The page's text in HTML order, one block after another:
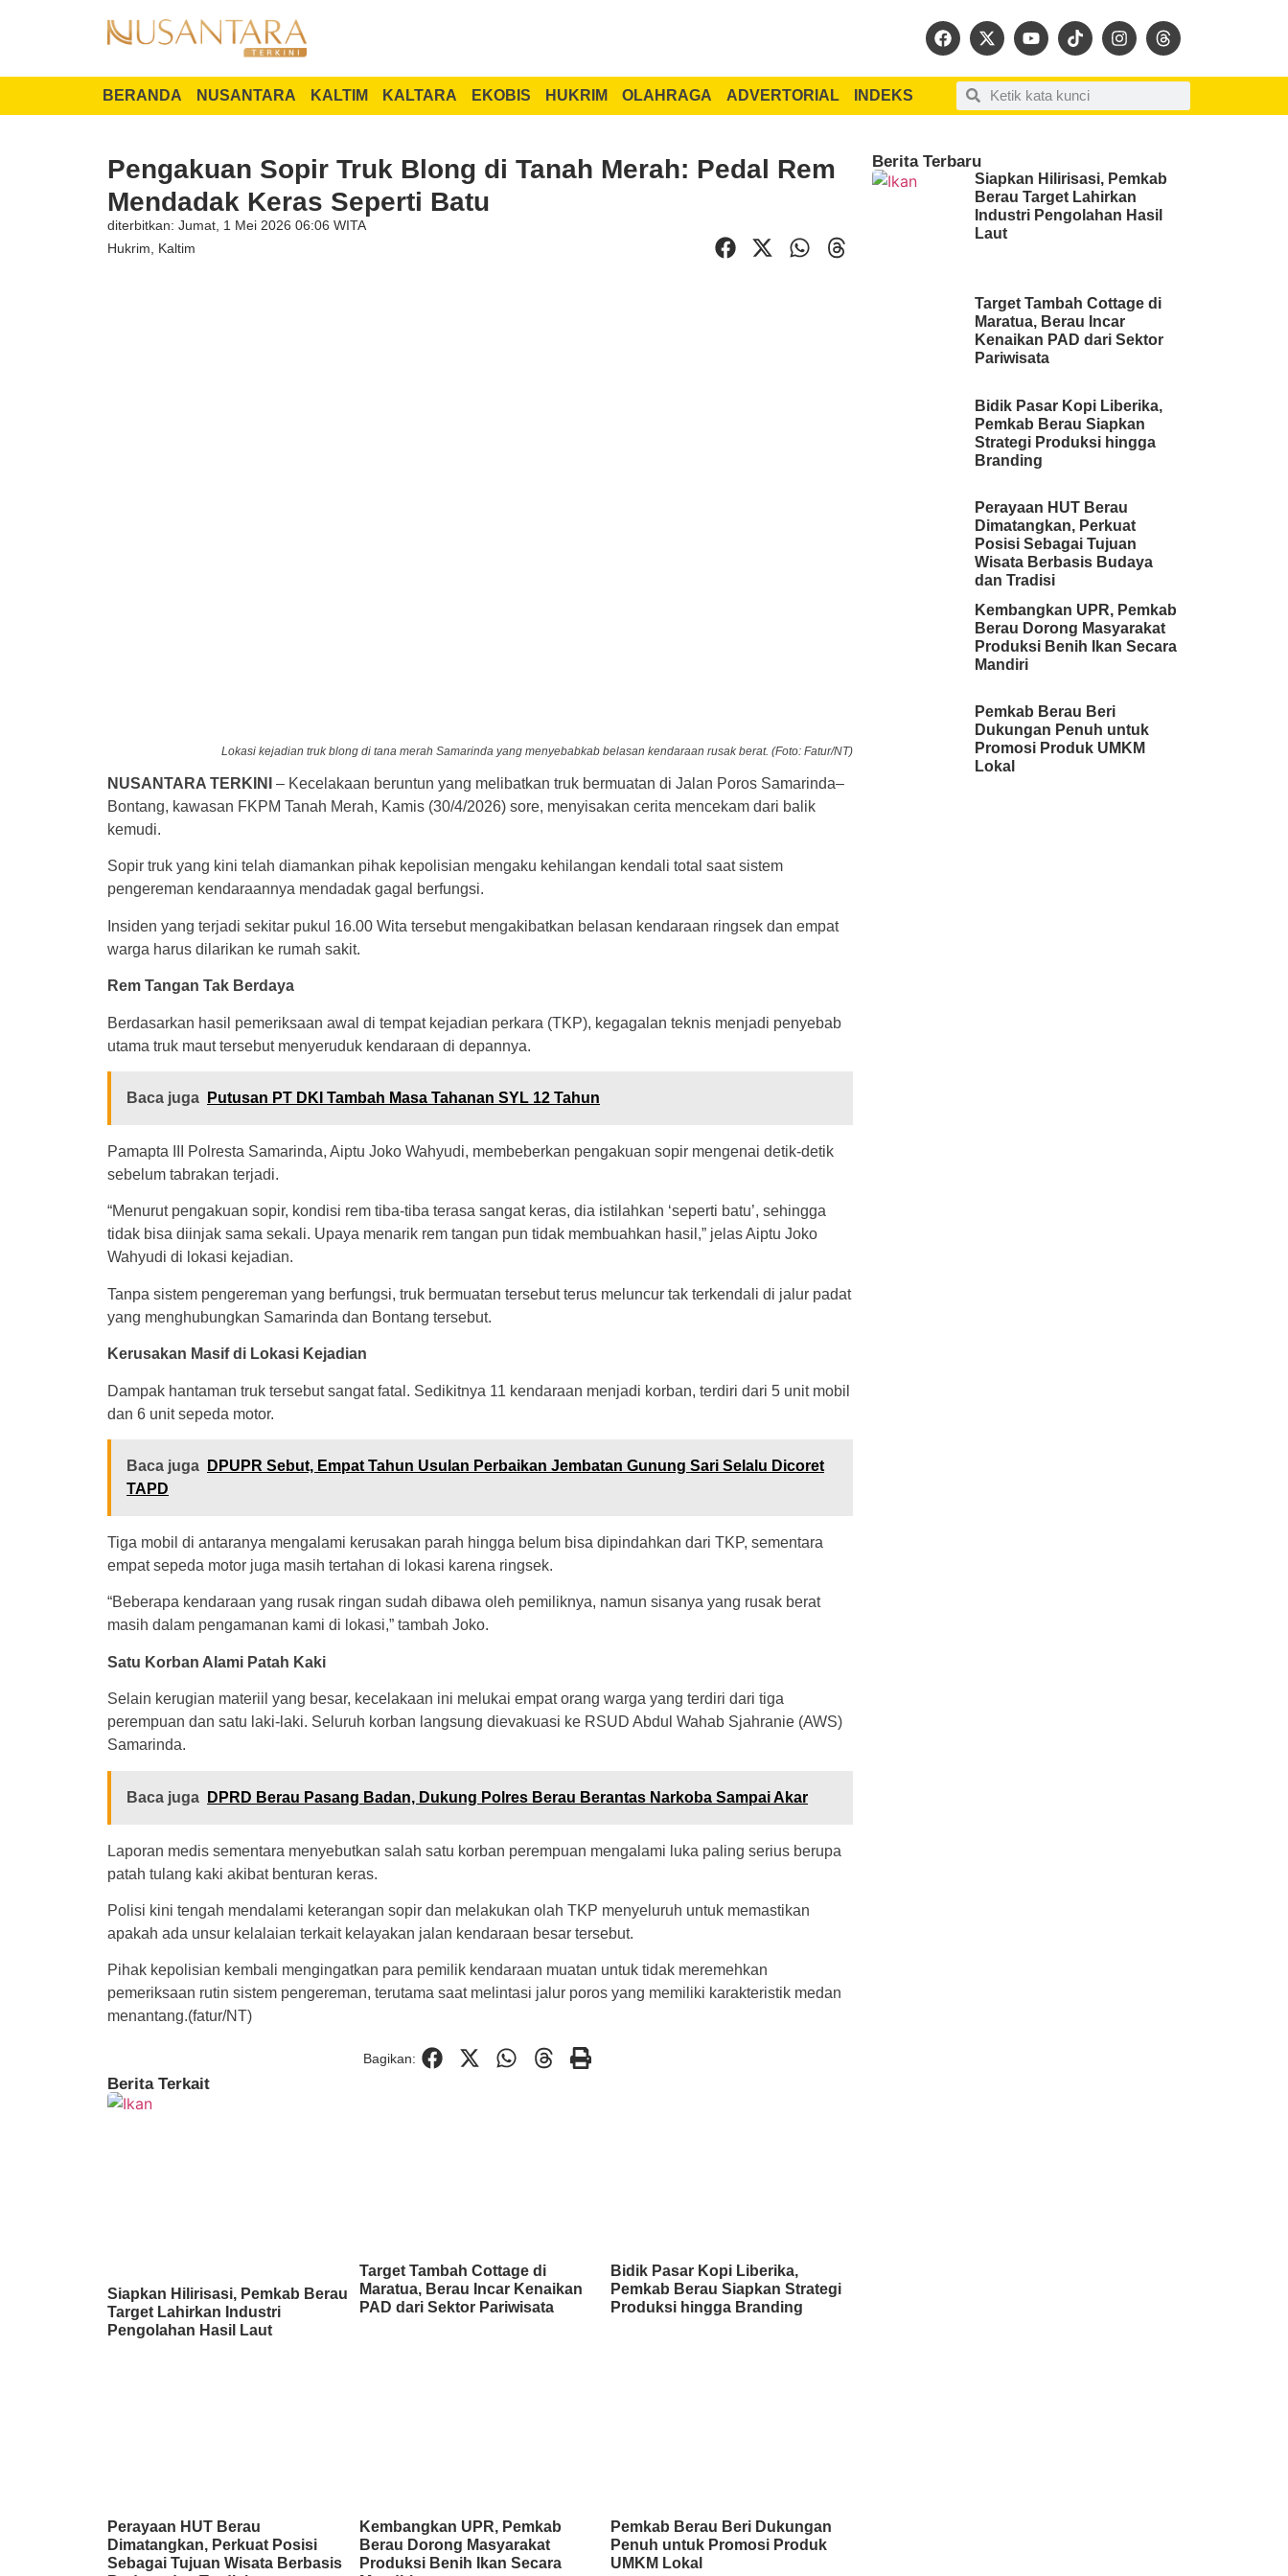
BERANDA NUSANTARA KALTIM KALTARA EKOBIS HUKRIM OLAHRAGA ADVERTORIAL INDEKS
Pengakuan Sopir Truk Blong di Tanah Merah: Pedal Rem
Mendadak Keras Seperti Batu
diterbitkan: Jumat, 1 Mei 2026 06:06 WITA
Hukrim
Kaltim
Lokasi kejadian truk blong di tana merah Samarinda yang menyebabkab belasan kendaraan rusak berat. (Foto: Fatur/NT)
NUSANTARA TERKINI
– Kecelakaan beruntun yang melibatkan truk bermuatan di Jalan Poros Samarinda–
Bontang, kawasan FKPM Tanah Merah, Kamis (30/4/2026) sore, menyisakan cerita mencekam dari balik
kemudi.
Sopir truk yang kini telah diamankan pihak kepolisian mengaku kehilangan kendali total saat sistem
pengereman kendaraannya mendadak gagal berfungsi.
Insiden yang terjadi sekitar pukul 16.00 Wita tersebut mengakibatkan belasan kendaraan ringsek dan empat
warga harus dilarikan ke rumah sakit.
Rem Tangan Tak Berdaya
Berdasarkan hasil pemeriksaan awal di tempat kejadian perkara (TKP), kegagalan teknis menjadi penyebab
utama truk maut tersebut menyeruduk kendaraan di depannya.
Baca juga Putusan PT DKI Tambah Masa Tahanan SYL 12 Tahun
Pamapta III Polresta Samarinda, Aiptu Joko Wahyudi, membeberkan pengakuan sopir mengenai detik-detik
sebelum tabrakan terjadi.
“Menurut pengakuan sopir, kondisi rem tiba-tiba terasa sangat keras, dia istilahkan ‘seperti batu’, sehingga
tidak bisa diinjak sama sekali. Upaya menarik rem tangan pun tidak membuahkan hasil,” jelas Aiptu Joko
Wahyudi di lokasi kejadian.
Tanpa sistem pengereman yang berfungsi, truk bermuatan tersebut terus meluncur tak terkendali di jalur padat
yang menghubungkan Samarinda dan Bontang tersebut.
Kerusakan Masif di Lokasi Kejadian
Dampak hantaman truk tersebut sangat fatal. Sedikitnya 11 kendaraan menjadi korban, terdiri dari 5 unit mobil
dan 6 unit sepeda motor.
Baca juga
DPUPR Sebut, Empat Tahun Usulan Perbaikan Jembatan Gunung Sari Selalu Dicoret
TAPD
Tiga mobil di antaranya mengalami kerusakan parah hingga belum bisa dipindahkan dari TKP, sementara
empat sepeda motor juga masih tertahan di lokasi karena ringsek.
“Beberapa kendaraan yang rusak ringan sudah dibawa oleh pemiliknya, namun sisanya yang rusak berat
masih dalam pengamanan kami di lokasi,” tambah Joko.
Satu Korban Alami Patah Kaki
Selain kerugian materiil yang besar, kecelakaan ini melukai empat orang warga yang terdiri dari tiga
perempuan dan satu laki-laki. Seluruh korban langsung dievakuasi ke RSUD Abdul Wahab Sjahranie (AWS)
Samarinda.
Baca juga DPRD Berau Pasang Badan, Dukung Polres Berau Berantas Narkoba Sampai Akar
Laporan medis sementara menyebutkan salah satu korban perempuan mengalami luka paling serius berupa
patah tulang kaki akibat benturan keras.
Polisi kini tengah mendalami keterangan sopir dan melakukan olah TKP menyeluruh untuk memastikan
apakah ada unsur kelalaian terkait kelayakan jalan kendaraan besar tersebut.
Pihak kepolisian kembali mengingatkan para pemilik kendaraan muatan untuk tidak meremehkan
pemeriksaan rutin sistem pengereman, terutama saat melintasi jalur poros yang memiliki karakteristik medan
menantang.(fatur/NT)
Bagikan:
Berita Terkait
Siapkan Hilirisasi, Pemkab Berau
Target Lahirkan Industri
Pengolahan Hasil Laut
Target Tambah Cottage di
Maratua, Berau Incar Kenaikan
PAD dari Sektor Pariwisata
Bidik Pasar Kopi Liberika,
Pemkab Berau Siapkan Strategi
Produksi hingga Branding
Perayaan HUT Berau
Dimatangkan, Perkuat Posisi
Sebagai Tujuan Wisata Berbasis
Kembangkan UPR, Pemkab
Berau Dorong Masyarakat
Produksi Benih Ikan Secara
Pemkab Berau Beri Dukungan
Penuh untuk Promosi Produk
UMKM Lokal
Berita Terbaru
Siapkan Hilirisasi, Pemkab
Berau Target Lahirkan
Industri Pengolahan Hasil
Laut
Target Tambah Cottage di
Maratua, Berau Incar
Kenaikan PAD dari Sektor
Pariwisata
Bidik Pasar Kopi Liberika,
Pemkab Berau Siapkan
Strategi Produksi hingga
Branding
Perayaan HUT Berau
Dimatangkan, Perkuat
Posisi Sebagai Tujuan
Wisata Berbasis Budaya
dan Tradisi
Kembangkan UPR, Pemkab
Berau Dorong Masyarakat
Produksi Benih Ikan Secara
Mandiri
Pemkab Berau Beri
Dukungan Penuh untuk
Promosi Produk UMKM
Lokal